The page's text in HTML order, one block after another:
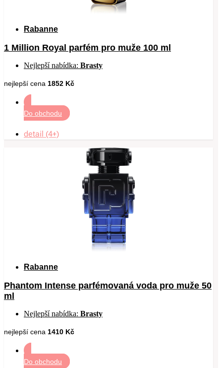
Rabanne
1 Million Royal parfém pro muže 100 ml
Nejlepší nabídka: Brasty
nejlepší cena 1852 Kč
Do obchodu
detail (4+)
Rabanne
Phantom Intense parfémovaná voda pro muže 50
ml
Nejlepší nabídka: Brasty
nejlepší cena 1410 Kč
Do obchodu